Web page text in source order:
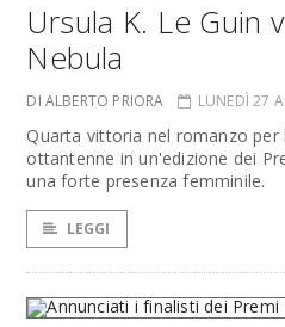
Ursula K. Le Guin
Nebula
DI ALBERTO PRIORA LUNEDÌ 27
Quarta vittoria nel romanzo per
ottantenne in un'edizione dei
una forte presenza femminile.
LEGGI